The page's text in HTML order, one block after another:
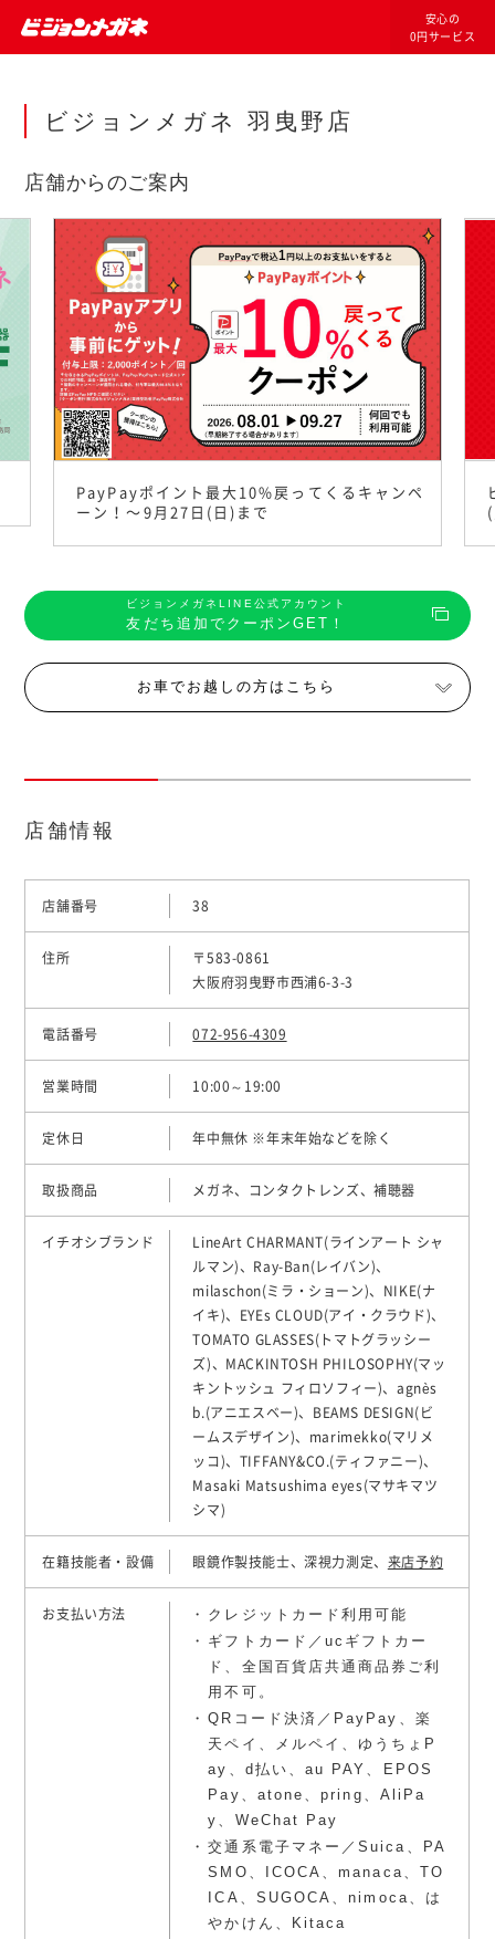
安心の
0円サービス
ビジョンメガネ 羽曳野店
店舗からのご案内
PayPayポイント最大10%戻ってくるキャンペ
ーン！〜9月27日(日)まで
ビジョンメガネLINE公式アカウント
友だち追加でクーポンGET！
お車でお越しの方はこちら
店舗情報
店舗番号 38
住所
〒583-0861
大阪府羽曳野市西浦6-3-3
電話番号 072-956-4309
営業時間 10:00～19:00
定休日 年中無休 ※年末年始などを除く
取扱商品 メガネ、コンタクトレンズ、補聴器
イチオシブランド
LineArt CHARMANT(ラインアート シャ
ルマン)、Ray-Ban(レイバン)、
milaschon(ミラ・ショーン)、NIKE(ナ
イキ)、EYEs CLOUD(アイ・クラウド)、
TOMATO GLASSES(トマトグラッシー
ズ)、MACKINTOSH PHILOSOPHY(マッ
キントッシュ フィロソフィー)、agnès
b.(アニエスベー)、BEAMS DESIGN(ビ
ームスデザイン)、marimekko(マリメ
ッコ)、TIFFANY&CO.(ティファニー)、
Masaki Matsushima eyes(マサキマツ
シマ)
在籍技能者・設備 眼鏡作製技能士、深視力測定、 来店予約
お支払い方法
クレジットカード利用可能
ギフトカード／ucギフトカー
ド、全国百貨店共通商品券ご利
用不可。
QRコード決済／PayPay、楽
天ペイ、メルペイ、ゆうちょP
ay、d払い、au PAY、EPOS
Pay、atone、pring、AliPa
y、WeChat Pay
交通系電子マネー／Suica、PA
SMO、ICOCA、manaca、TO
ICA、SUGOCA、nimoca、は
やかけん、Kitaca